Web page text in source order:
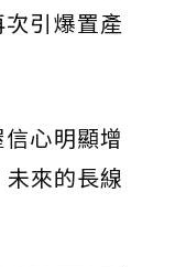
引爆置產
心明顯增
來的長線